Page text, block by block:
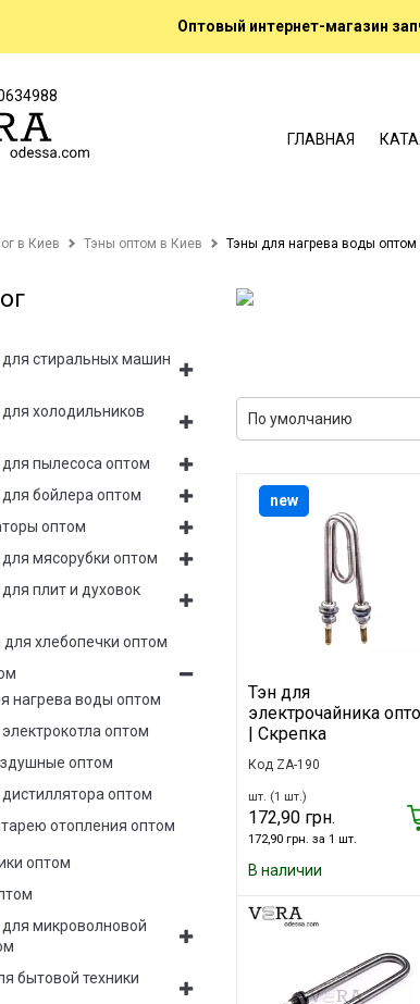
Оптовый интернет-магазин
ГЛАВНАЯ
в Киев Тэны оптом в Киев Тэны для нагрева воды оптом
для стиральных машин
холодильников
пылесоса оптом
бойлера оптом
оптом
мясорубки оптом
плит и духовок
хлебопечки оптом
нагрева воды оптом
оптом
оптом
оптом
отопления оптом
оптом
для микроволновой
бытовой техники
Тэн для
электрочайника
| Скрепка
Код ZA-190
шт. (1 шт.)
172,90 грн.
172,90 грн. за 1 шт.
В наличии
new